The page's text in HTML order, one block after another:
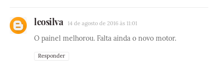
leosilva 14 de agosto de 2016 às 11:01
O painel melhorou. Falta ainda o novo motor.
Responder